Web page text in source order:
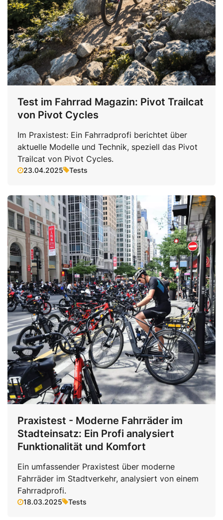
Test im Fahrrad Magazin: Pivot Trailcat
von Pivot Cycles
Im Praxistest: Ein Fahrradprofi berichtet über
aktuelle Modelle und Technik, speziell das Pivot
Trailcat von Pivot Cycles.
23.04.2025 Tests
Praxistest - Moderne Fahrräder im
Stadteinsatz: Ein Profi analysiert
Funktionalität und Komfort
Ein umfassender Praxistest über moderne
Fahrräder im Stadtverkehr, analysiert von einem
Fahrradprofi.
18.03.2025 Tests